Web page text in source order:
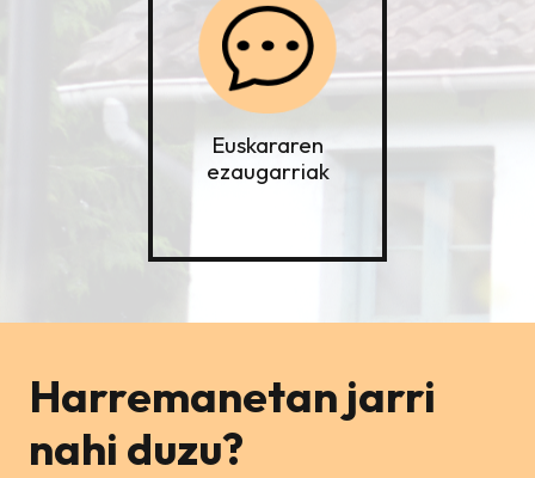
Euskararen
ezaugarriak
Harremanetan jarri
nahi duzu?